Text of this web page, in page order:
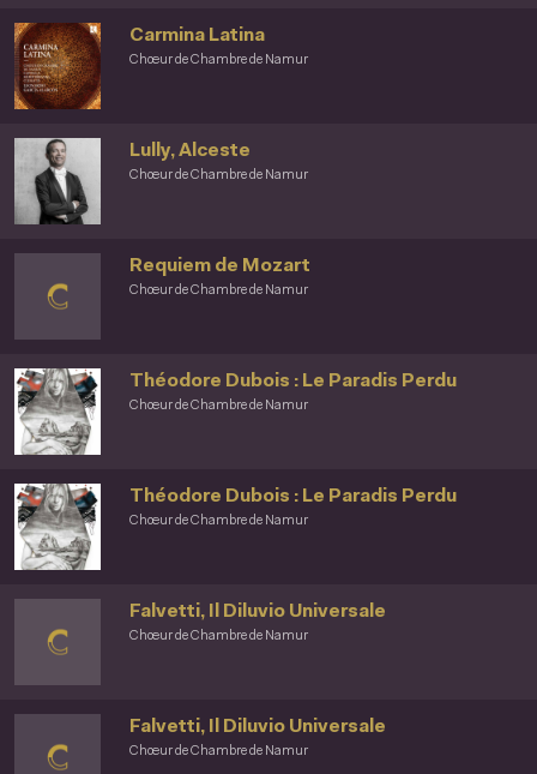
Chœur de Chambre de Namur
Carmina Latina
Chœur de Chambre de Namur
Lully, Alceste
Chœur de Chambre de Namur
Requiem de Mozart
Chœur de Chambre de Namur
Théodore Dubois : Le Paradis Perdu
Chœur de Chambre de Namur
Théodore Dubois : Le Paradis Perdu
Chœur de Chambre de Namur
Falvetti, Il Diluvio Universale
Chœur de Chambre de Namur
Falvetti, Il Diluvio Universale